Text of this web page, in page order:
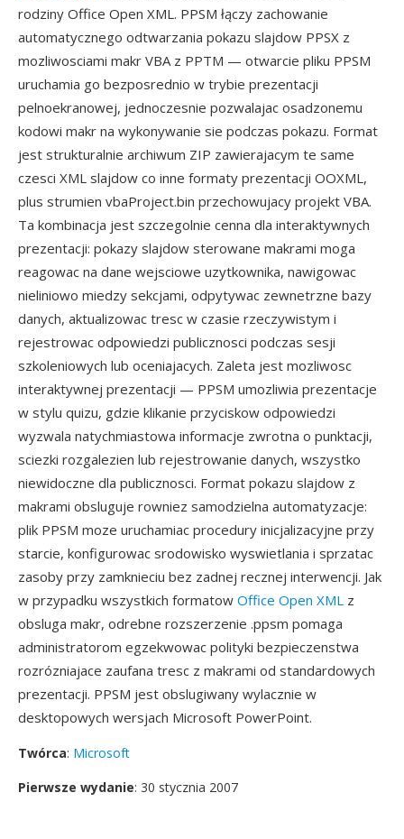
rodziny Office Open XML. PPSM łączy zachowanie
automatycznego odtwarzania pokazu slajdow PPSX z
mozliwosciami makr VBA z PPTM — otwarcie pliku PPSM
uruchamia go bezposrednio w trybie prezentacji
pelnoekranowej, jednoczesnie pozwalajac osadzonemu
kodowi makr na wykonywanie sie podczas pokazu. Format
jest strukturalnie archiwum ZIP zawierajacym te same
czesci XML slajdow co inne formaty prezentacji OOXML,
plus strumien vbaProject.bin przechowujacy projekt VBA.
Ta kombinacja jest szczegolnie cenna dla interaktywnych
prezentacji: pokazy slajdow sterowane makrami moga
reagowac na dane wejsciowe uzytkownika, nawigowac
nieliniowo miedzy sekcjami, odpytywac zewnetrzne bazy
danych, aktualizowac tresc w czasie rzeczywistym i
rejestrowac odpowiedzi publicznosci podczas sesji
szkoleniowych lub oceniajacych. Zaleta jest mozliwosc
interaktywnej prezentacji — PPSM umozliwia prezentacje
w stylu quizu, gdzie klikanie przyciskow odpowiedzi
wyzwala natychmiastowa informacje zwrotna o punktacji,
sciezki rozgalezien lub rejestrowanie danych, wszystko
niewidoczne dla publicznosci. Format pokazu slajdow z
makrami obsluguje rowniez samodzielna automatyzacje:
plik PPSM moze uruchamiac procedury inicjalizacyjne przy
starcie, konfigurowac srodowisko wyswietlania i sprzatac
zasoby przy zamknieciu bez zadnej recznej interwencji. Jak
w przypadku wszystkich formatow Office Open XML z
obsluga makr, odrebne rozszerzenie .ppsm pomaga
administratorom egzekwowac polityki bezpieczenstwa
rozrózniajace zaufana tresc z makrami od standardowych
prezentacji. PPSM jest obslugiwany wylacznie w
desktopowych wersjach Microsoft PowerPoint.
Twórca: Microsoft
Pierwsze wydanie: 30 stycznia 2007